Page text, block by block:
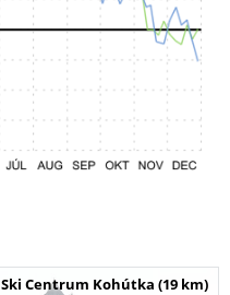
Ski Centrum Kohútka (19 km)